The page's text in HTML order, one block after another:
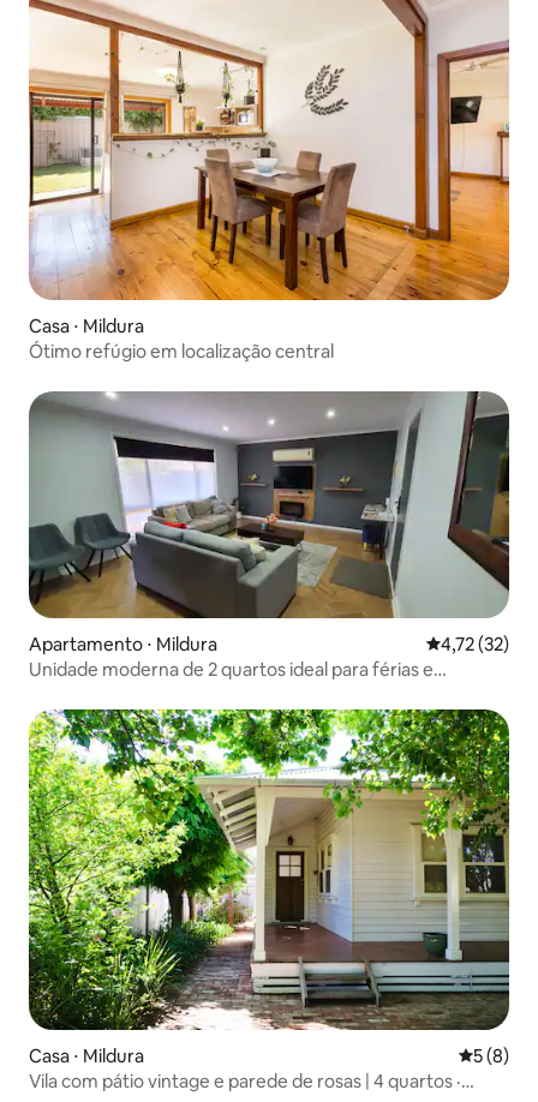
Casa ⋅ Mildura
Ótimo refúgio em localização central
Apartamento ⋅ Mildura 4,72 de uma
4,72 (32)
Unidade moderna de 2 quartos ideal para férias e
Casa ⋅ Mildura 5 de
5 (8)
Vila com pátio vintage e parede de rosas | 4 quartos ·